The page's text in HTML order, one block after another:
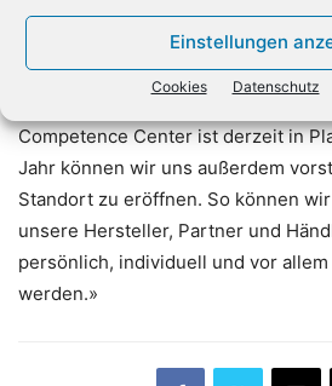
Einstellungen
Cookies Datenschutz
und Licencing. Auf diese wichtige
auch im neuen Jahr setzen und
Competence Center ist derzeit in
Jahr können wir uns außerdem
Standort zu eröffnen. So können
unsere Hersteller, Partner und
persönlich, individuell und vor
werden.»